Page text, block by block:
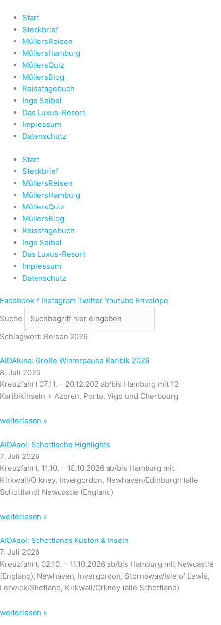
Inhalt
springen
Start
Steckbrief
MüllersReisen
MüllersHamburg
MüllersQuiz
MüllersBlog
Reisetagebuch
Inge Seibel
Das Luxus-Resort
Impressum
Datenschutz
Start
Steckbrief
MüllersReisen
MüllersHamburg
MüllersQuiz
MüllersBlog
Reisetagebuch
Inge Seibel
Das Luxus-Resort
Impressum
Datenschutz
Facebook-f Instagram Twitter Youtube Envelope
Suche
Schlagwort: Reisen 2026
AIDAluna: Große Winterpause Karibik 2026
8. Juli 2026
Kreuzfahrt 07.11. – 20.12.202 ab/bis Hamburg mit 12
Karibikinseln + Azoren, Porto, Vigo und Cherbourg
weiterlesen »
AIDAsol: Schottische Highlights
7. Juli 2026
Kreuzfahrt, 11.10. – 18.10.2026 ab/bis Hamburg mit
Kirkwall/Orkney, Invergordon, Newhaven/Edinburgh (alle
Schottland) Newcastle (England)
weiterlesen »
AIDAsol: Schottlands Küsten & Inseln
7. Juli 2026
Kreuzfahrt, 02.10. – 11.10.2026 ab/bis Hamburg mit Newcastle
(England), Newhaven, Invergordon, Stornoway/Isle of Lewis,
Lerwick/Shetland, Kirkwall/Orkney (alle Schottland)
weiterlesen »